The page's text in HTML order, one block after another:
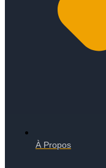
À Propos